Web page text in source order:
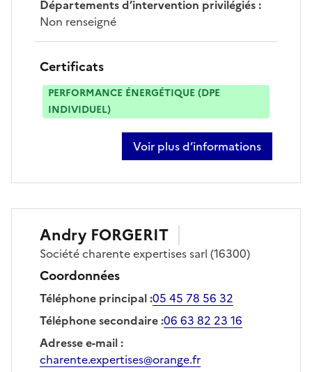
Départements d’intervention privilégiés:
Non renseigné
Certificats
PERFORMANCE ÉNERGÉTIQUE (DPE
INDIVIDUEL)
Voir plus d’informations
sur bertrand jaumotte
Andry FORGERIT
Sociétécharente expertises sarl (16300)
Coordonnées
Téléphone principal:05 45 78 56 32
Téléphone secondaire:06 63 82 23 16
Adresse e-mail:
charente.expertises@orange.fr